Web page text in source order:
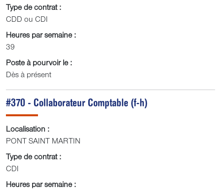
Type de contrat :
CDD ou CDI
Heures par semaine :
39
Poste à pourvoir le :
Dès à présent
#370 - Collaborateur Comptable (f-h)
Localisation :
PONT SAINT MARTIN
Type de contrat :
CDI
Heures par semaine :